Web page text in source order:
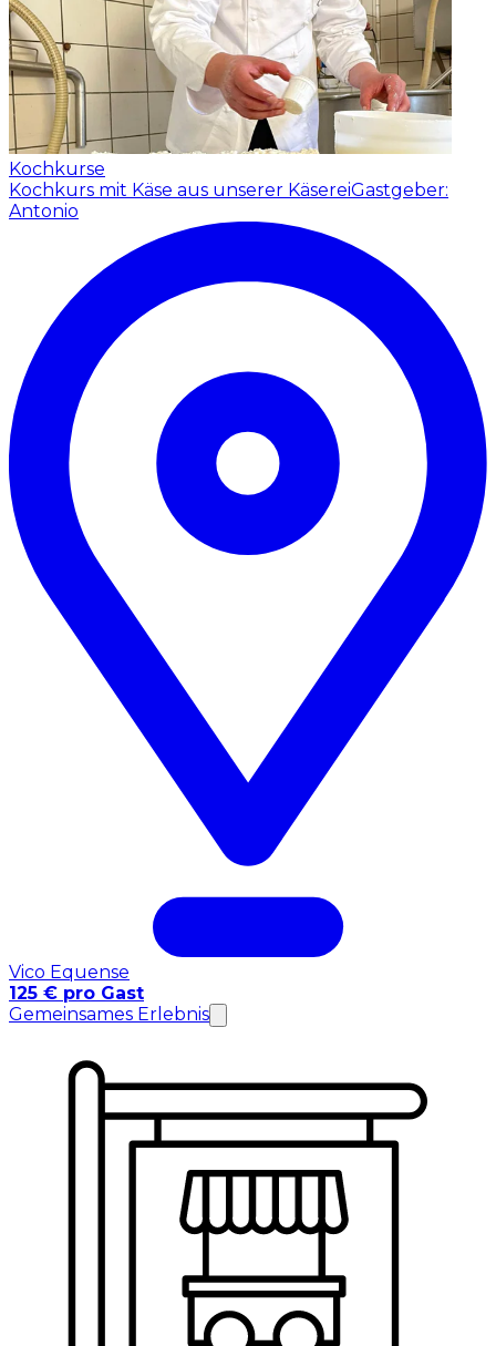
Kochkurse
Kochkurs mit Käse aus unserer KäsereiGastgeber:
Antonio
Vico Equense
125 € pro Gast
Gemeinsames Erlebnis